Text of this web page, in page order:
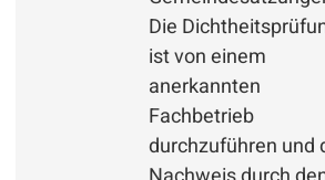
Die
ist von einem
anerkannten
Fachbetrieb
durchzuführen und